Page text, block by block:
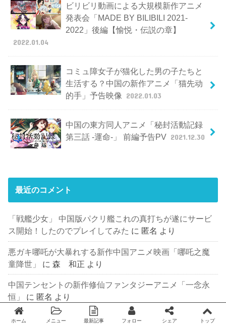
ビリビリ動画による大規模新作アニメ
発表会「MADE BY BILIBILI 2021-
2022」後編【愉悦・伝説の章】
2022.01.04
コミュ障女子が猫化した男の子たちと
生活する？中国の新作アニメ「猫先动
的手」予告映像
2022.01.03
中国の東方同人アニメ「秘封活動記録
第三話 -運命-」 前編予告PV 2021.12.30
最近のコメント
「戦艦少女」 中国版パクリ艦これの真打ちが遂にサービ
ス開始！したのでプレイしてみた に 匿名 より
悪ガキ哪吒が大暴れする新作中国アニメ映画「哪吒之魔
童降世」
に森 和正 より
中国テンセントの新作修仙ファンタジーアニメ「一念永
恒」
に 匿名 より
とっても可愛いハンガリーアニメ 「A kockásfülű
ホーム メニュー 最新記事 フォロー シェア トップ
Twitter facebook